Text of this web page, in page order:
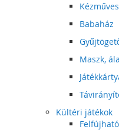
Babaház
Maszk,
Kültéri játékok